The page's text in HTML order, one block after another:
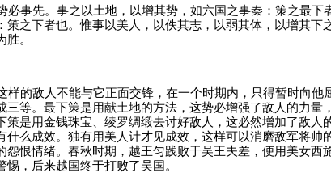
事先。事之以土地，以增其势，如六国之事秦：策之最下
策之下者也。惟事以美人，以佚其志，以弱其体，以增其下
。
的敌人不能与它正面交锋，在一个时期内，只得暂时向他
三等。最下策是用献土地的方法，这势必增强了敌人的力量
策是用金钱珠宝、绫罗绸缎去讨好敌人，这必然增加了敌人
什么成效。独有用美人计才见成效，这样可以消磨敌军将帅
怨恨情绪。春秋时期，越王匀践败于吴王夫差，便用美女西
，后来越国终于打败了吴国。